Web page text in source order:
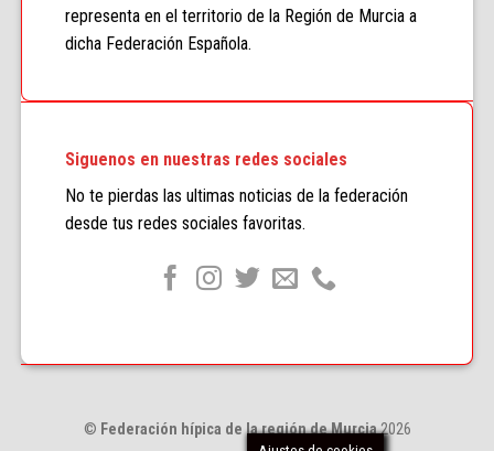
representa en el territorio de la Región de Murcia a
dicha Federación Española.
Siguenos en nuestras redes sociales
No te pierdas las ultimas noticias de la federación
desde tus redes sociales favoritas.
© Federación hípica de la región de Murcia2026